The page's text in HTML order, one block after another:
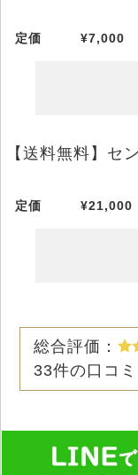
定価 ¥7,000
【送料無料】セ
定価 ¥21,000
総合評価：
33件の口コミ